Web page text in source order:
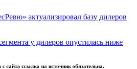
актуализировал базу дилеров
у дилеров опустилась ниже
сайта ссылка на источник обязательна.